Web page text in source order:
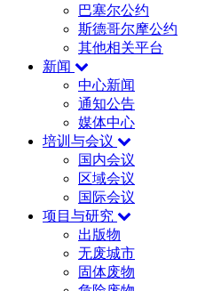
巴塞尔公约
斯德哥尔摩公约
其他相关平台
新闻
中心新闻
通知公告
媒体中心
培训与会议
国内会议
区域会议
国际会议
项目与研究
出版物
无废城市
固体废物